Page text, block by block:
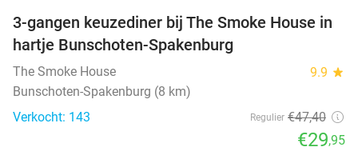
37%
3-gangen keuzediner bij The Smoke House in
hartje Bunschoten-Spakenburg
The Smoke House 9.9 star
Bunschoten-Spakenburg (8 km)
Verkocht: 143
Regulier €47,40
€29,95